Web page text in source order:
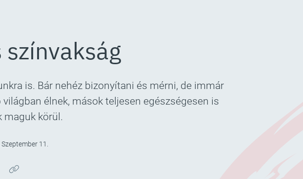
is. Bár nehéz bizonyítani és mérni, de immár
élnek, mások teljesen egészségesen is
maguk körül.
11.